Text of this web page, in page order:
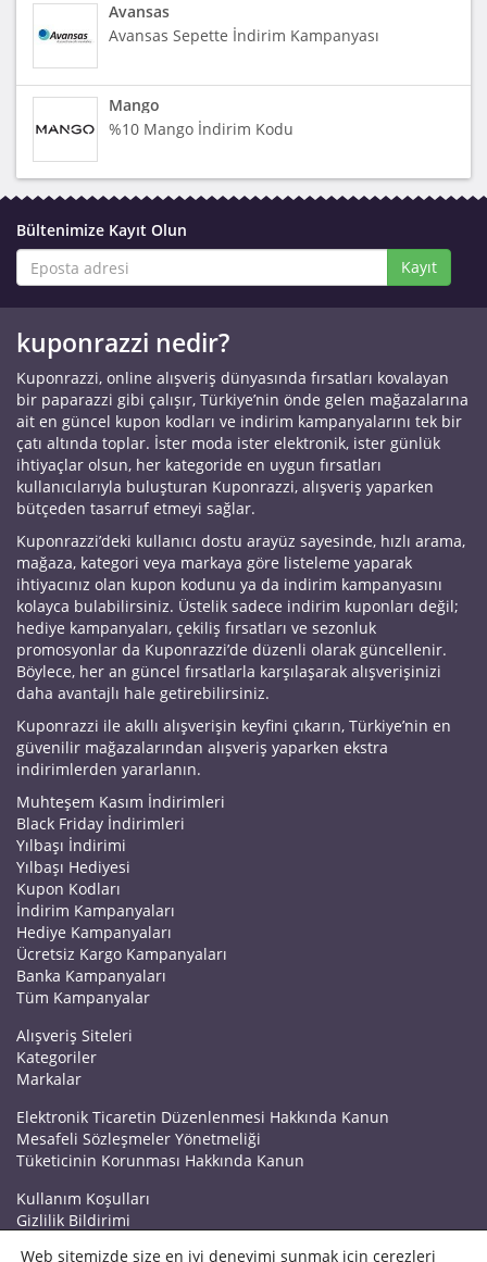
Avansas
Avansas Sepette İndirim Kampanyası
Mango
%10 Mango İndirim Kodu
Bültenimize Kayıt Olun
Kayıt
kuponrazzi nedir?
Kuponrazzi, online alışveriş dünyasında fırsatları kovalayan
bir paparazzi gibi çalışır, Türkiye’nin önde gelen mağazalarına
ait en güncel kupon kodları ve indirim kampanyalarını tek bir
çatı altında toplar. İster moda ister elektronik, ister günlük
ihtiyaçlar olsun, her kategoride en uygun fırsatları
kullanıcılarıyla buluşturan Kuponrazzi, alışveriş yaparken
bütçeden tasarruf etmeyi sağlar.
Kuponrazzi’deki kullanıcı dostu arayüz sayesinde, hızlı arama,
mağaza, kategori veya markaya göre listeleme yaparak
ihtiyacınız olan kupon kodunu ya da indirim kampanyasını
kolayca bulabilirsiniz. Üstelik sadece indirim kuponları değil;
hediye kampanyaları, çekiliş fırsatları ve sezonluk
promosyonlar da Kuponrazzi’de düzenli olarak güncellenir.
Böylece, her an güncel fırsatlarla karşılaşarak alışverişinizi
daha avantajlı hale getirebilirsiniz.
Kuponrazzi ile akıllı alışverişin keyfini çıkarın, Türkiye’nin en
güvenilir mağazalarından alışveriş yaparken ekstra
indirimlerden yararlanın.
Muhteşem Kasım İndirimleri
Black Friday İndirimleri
Yılbaşı İndirimi
Yılbaşı Hediyesi
Kupon Kodları
İndirim Kampanyaları
Hediye Kampanyaları
Ücretsiz Kargo Kampanyaları
Banka Kampanyaları
Tüm Kampanyalar
Alışveriş Siteleri
Kategoriler
Markalar
Elektronik Ticaretin Düzenlenmesi Hakkında Kanun
Mesafeli Sözleşmeler Yönetmeliği
Tüketicinin Korunması Hakkında Kanun
Kullanım Koşulları
Gizlilik Bildirimi
Web sitemizde size en iyi deneyimi sunmak için çerezleri